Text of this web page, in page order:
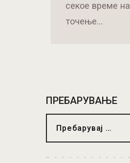
секое време на
точење…
ПРЕБАРУВАЊЕ